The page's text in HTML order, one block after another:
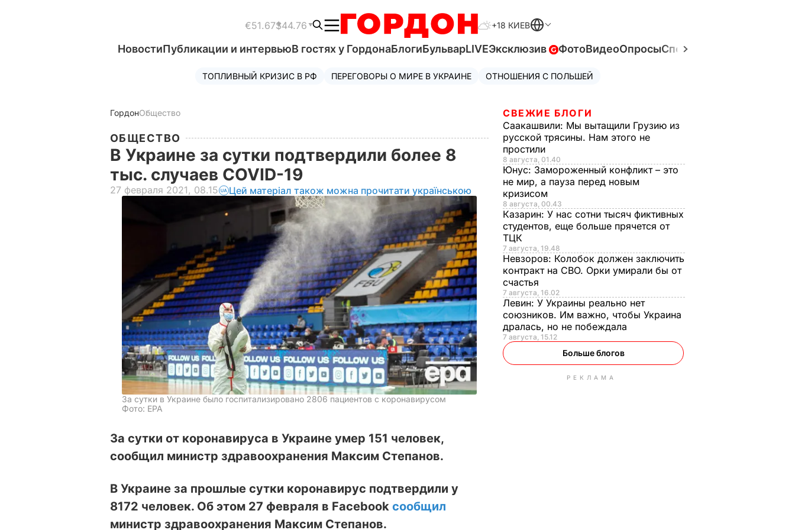
€51.67$44.76 +18 КИЕВ
НовостиПубликации и интервьюВ гостях у ГордонаБлогиБульварLIVEЭксклюзив ФотоВидеоОпросыСпецпроекты
ТОПЛИВНЫЙ КРИЗИС В РФ ПЕРЕГОВОРЫ О МИРЕ В УКРАИНЕ ОТНОШЕНИЯ С ПОЛЬШЕЙ
ГордонОбщество
ОБЩЕСТВО
В Украине за сутки подтвердили более 8
тыс. случаев COVID-19
27 февраля 2021, 08.15 Цей матеріал також можна прочитати українською
За сутки в Украине было госпитализировано 2806 пациентов с коронавирусом
Фото: EPA
За сутки от коронавируса в Украине умер 151 человек,
сообщил министр здравоохранения Максим Степанов.
В Украине за прошлые сутки коронавирус подтвердили у
8172 человек. Об этом 27 февраля в Facebook сообщил
министр здравоохранения Максим Степанов.
СВЕЖИЕ БЛОГИ
Саакашвили: Мы вытащили Грузию из
русской трясины. Нам этого не
простили
8 августа, 01.40
Юнус: Замороженный конфликт – это
не мир, а пауза перед новым
кризисом
8 августа, 00.43
Казарин: У нас сотни тысяч фиктивных
студентов, еще больше прячется от
ТЦК
7 августа, 19.48
Невзоров: Колобок должен заключить
контракт на СВО. Орки умирали бы от
счастья
7 августа, 16.02
Левин: У Украины реально нет
союзников. Им важно, чтобы Украина
дралась, но не побеждала
7 августа, 15.12
Больше блогов
РЕКЛАМА